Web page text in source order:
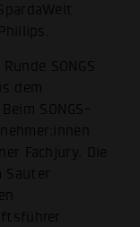
SONGS
dem
SONGS-
Fachjury. Die
Sauter